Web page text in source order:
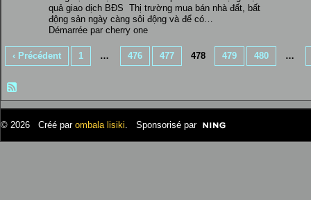
quả giao dịch BĐS Thị trường mua bán nhà đất, bất
động sản ngày càng sôi động và để có…
Démarrée par cherry one
‹ Précédent 1 … 476 477 478 479 480 …
© 2026 Créé par ombala lisiki. Sponsorisé par